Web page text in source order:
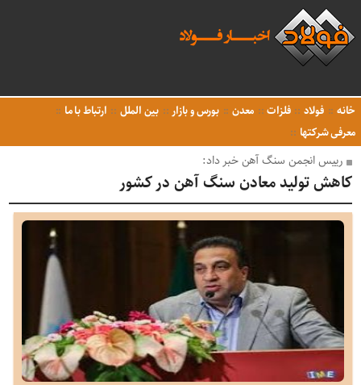
خانه فولاد فلزات معدن بورس و بازار بین الملل
ارتباط با ما
معرفی شرکتها
رییس انجمن سنگ آهن خبر داد:
کاهش تولید معادن سنگ آهن در کشور